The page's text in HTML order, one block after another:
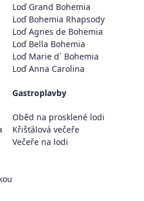
Loď Grand Bohemia
Loď Bohemia Rhapsody
Loď Agnes de Bohemia
Loď Bella Bohemia
Loď Marie d´ Bohemia
Loď Anna Carolina
Gastroplavby
Oběd na prosklené lodi
Křišťálová večeře
Večeře na lodi